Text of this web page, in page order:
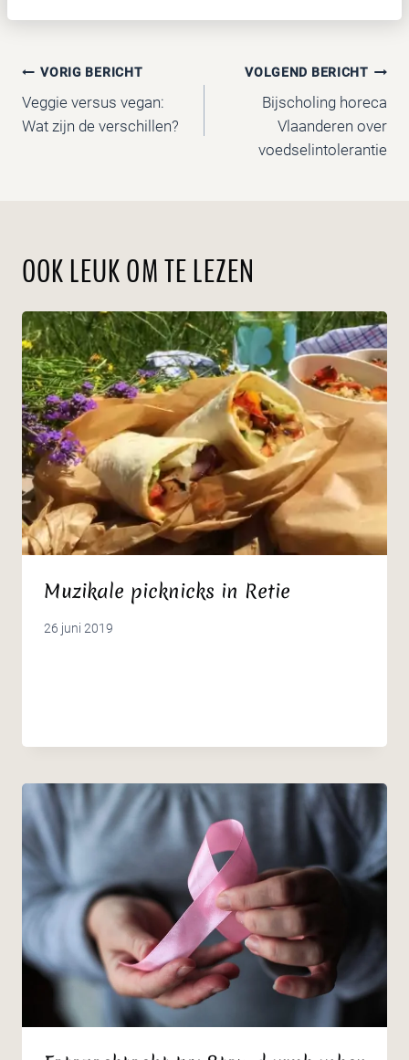
BERICHT
NAVIGATIE
VORIG BERICHT
Veggie versus vegan:
Wat zijn de verschillen?
VOLGEND BERICHT
Bijscholing horeca
Vlaanderen over
voedselintolerantie
OOK LEUK OM TE LEZEN
Muzikale picknicks in Retie
26 juni 2019